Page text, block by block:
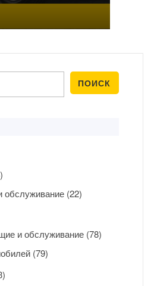
обслуживание(22)
и обслуживание(78)
(79)